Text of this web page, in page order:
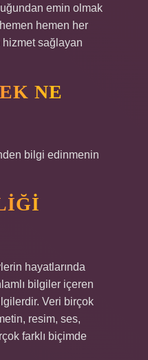
emin olmak
hemen her
sağlayan
NE
bilgi edinmenin
hayatlarında
bilgiler içeren
Veri birçok
resim, ses,
farklı biçimde